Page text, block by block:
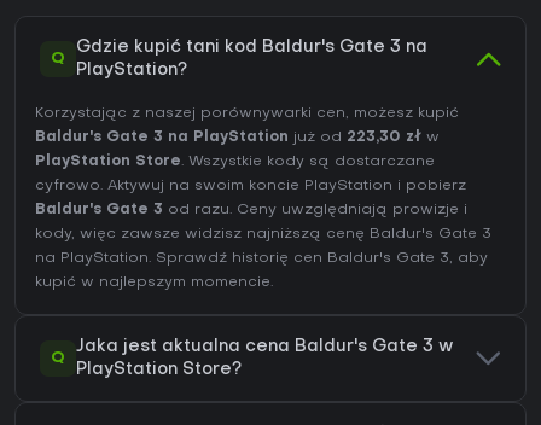
Q
Gdzie kupić tani kod Baldur's Gate 3 na
PlayStation?
Korzystając z naszej porównywarki cen, możesz kupić
Baldur's Gate 3 na PlayStation już od 223,30 zł w
PlayStation Store. Wszystkie kody są dostarczane
cyfrowo. Aktywuj na swoim koncie PlayStation i pobierz
Baldur's Gate 3 od razu. Ceny uwzględniają prowizje i
kody, więc zawsze widzisz najniższą cenę Baldur's Gate 3
na PlayStation. Sprawdź historię cen Baldur's Gate 3, aby
kupić w najlepszym momencie.
Q
Jaka jest aktualna cena Baldur's Gate 3 w
PlayStation Store?